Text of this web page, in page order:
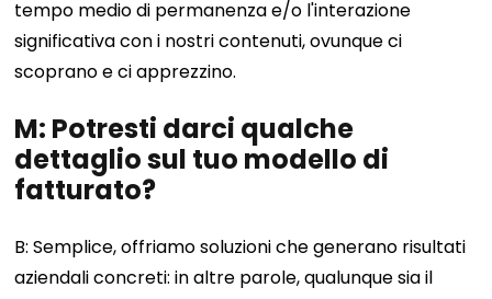
tempo medio di permanenza e/o l'interazione
significativa con i nostri contenuti, ovunque ci
scoprano e ci apprezzino.
M: Potresti darci qualche
dettaglio sul tuo modello di
fatturato?
B: Semplice, offriamo soluzioni che generano risultati
aziendali concreti: in altre parole, qualunque sia il